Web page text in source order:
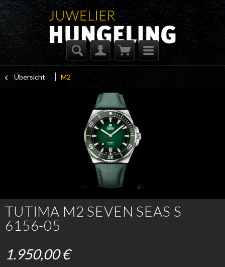
Übersicht M2
TUTIMA M2 SEVEN SEAS S
6156-05
1.950,00 €